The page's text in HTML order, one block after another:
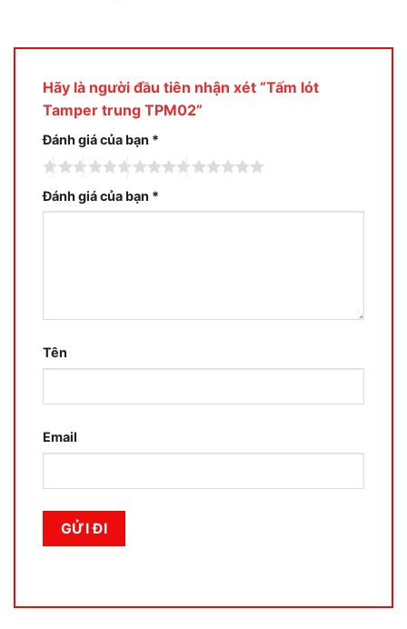
Hãy là người đầu tiên nhận xét “Tấm lót
Tamper trung TPM02”
Đánh giá của bạn *
Đánh giá của bạn *
Tên
Email